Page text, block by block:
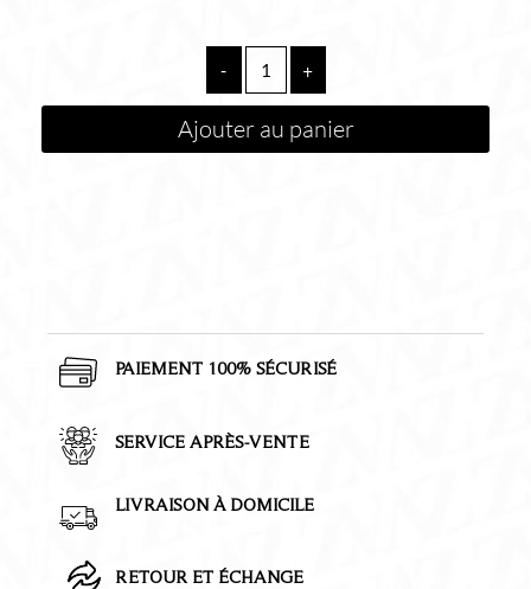
-
AXIS
Mitigeur
Lavabo
+
Ajouter au panier
PAIEMENT 100% SÉCURISÉ
SERVICE APRÈS-VENTE
LIVRAISON À DOMICILE
RETOUR ET ÉCHANGE